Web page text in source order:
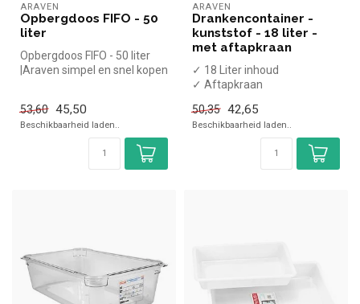
ARAVEN
Opbergdoos FIFO - 50
liter
Opbergdoos FIFO - 50 liter
|Araven simpel en snel kopen
53,60 45,50
Beschikbaarheid laden..
ARAVEN
Drankencontainer -
kunststof - 18 liter -
met aftapkraan
✓ 18 Liter inhoud
✓ Aftapkraan
✓ Handmatig
50,35 42,65
Beschikbaarheid laden..